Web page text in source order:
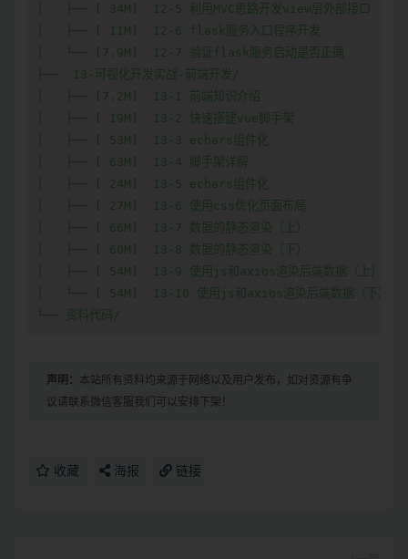
│   ├── [ 34M]  12-5 利用MVC思路开发view层外部接口
│   ├── [ 11M]  12-6 flask服务入口程序开发
│   └── [7.9M]  12-7 验证flask服务启动是否正确
├──  13-可视化开发实战-前端开发/
│   ├── [7.2M]  13-1 前端知识介绍
│   ├── [ 19M]  13-2 快速搭建vue脚手架
│   ├── [ 53M]  13-3 echars组件化
│   ├── [ 63M]  13-4 脚手架详解
│   ├── [ 24M]  13-5 echars组件化
│   ├── [ 27M]  13-6 使用css优化页面布局
│   ├── [ 66M]  13-7 数据的静态渲染（上）
│   ├── [ 60M]  13-8 数据的静态渲染（下）
│   ├── [ 54M]  13-9 使用js和axios渲染后端数据（上）
│   └── [ 54M]  13-10 使用js和axios渲染后端数据（下）
└── 资料代码/
声明： 本站所有资料均来源于网络以及用户发布，如对资源有争
议请联系微信客服我们可以安排下架！
收藏 海报 链接